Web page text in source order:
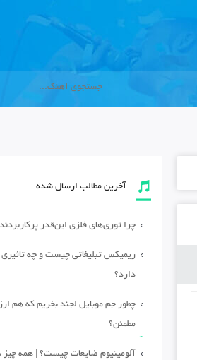
آخرین مطالب ارسال شده
چرا توری‌های فلزی این‌قدر
ریمیکس تبلیغاتی چیست و چه
دارد؟
چطور جم موبایل لجند بخریم که هم
مطمئن؟
آلومینیوم ضایعات چیست؟ | همه چیز